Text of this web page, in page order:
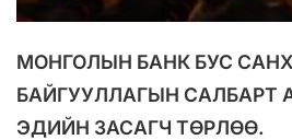
МОНГОЛЫН БАНК БУС
БАЙГУУЛЛАГЫН САЛБАРТ
ЭДИЙН ЗАСАГЧ ТӨРЛӨӨ.